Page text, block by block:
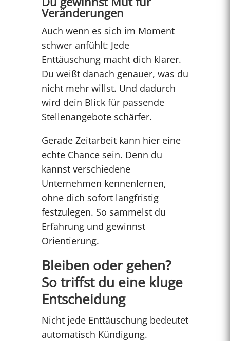
Veränderungen
Auch wenn es sich im Moment
schwer anfühlt: Jede
Enttäuschung macht dich klarer.
Du weißt danach genauer, was du
nicht mehr willst. Und dadurch
wird dein Blick für passende
Stellenangebote schärfer.
Gerade Zeitarbeit kann hier eine
echte Chance sein. Denn du
kannst verschiedene
Unternehmen kennenlernen,
ohne dich sofort langfristig
festzulegen. So sammelst du
Erfahrung und gewinnst
Orientierung.
Bleiben oder gehen?
So triffst du eine kluge
Entscheidung
Nicht jede Enttäuschung bedeutet
automatisch Kündigung.